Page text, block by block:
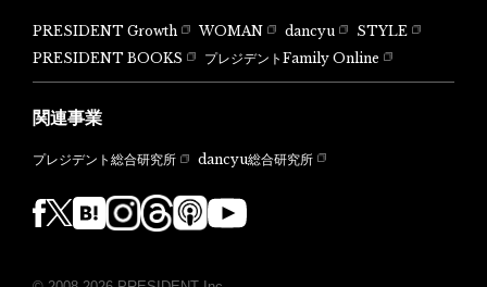
PRESIDENT Growth WOMAN dancyu
STYLE
PRESIDENT BOOKS
プレジデントFamily Online
関連事業
プレジデント総合研究所 dancyu総合研究所